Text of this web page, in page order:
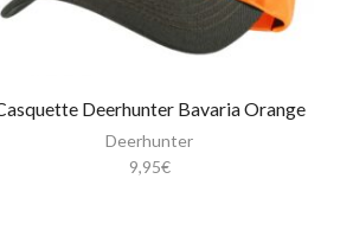
Deerhunter Bavaria Orange
Deerhunter
9,95€